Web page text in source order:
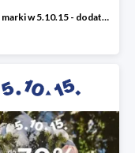
Mocne marki w 5.10.15 - dodatkowe -10% rabatu